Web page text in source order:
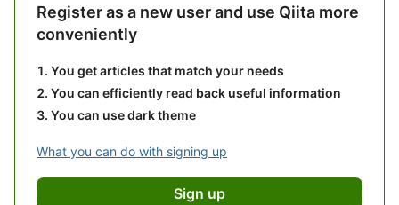
Register as a new user and use Qiita more
conveniently
You get articles that match your needs
You can efficiently read back useful information
You can use dark theme
What you can do with signing up
Sign up